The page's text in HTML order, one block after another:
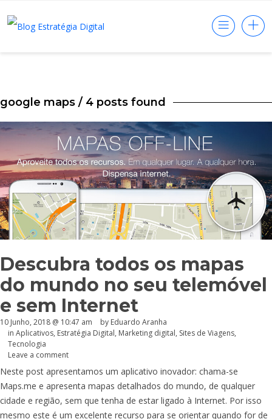
google maps / 4 posts found
Descubra todos os mapas
do mundo no seu telemóvel
e sem Internet
10 Junho, 2018 @ 10:47 am by Eduardo Aranha
in Aplicativos, Estratégia Digital, Marketing digital, Sites de Viagens,
Tecnologia
Leave a comment
Neste post apresentamos um aplicativo inovador: chama-se
Maps.me e apresenta mapas detalhados do mundo, de qualquer
cidade e região, sem que tenha de estar ligado à Internet. Por isso
mesmo este é um excelente recurso para se orientar quando for de